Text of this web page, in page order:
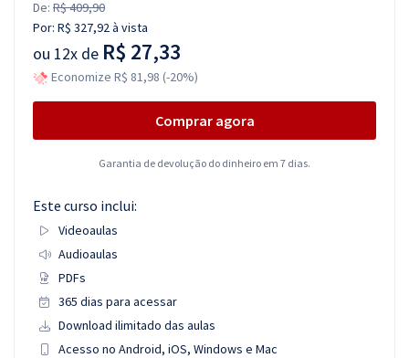
De: R$ 409,90
Por: R$ 327,92à vista
ou 12x de R$ 27,33
Economize R$ 81,98 (-20%)
Comprar agora
Garantia de devolução do dinheiro em 7 dias.
Este curso inclui:
Videoaulas
Audioaulas
PDFs
365 dias para acessar
Download ilimitado das aulas
Acesso no Android, iOS, Windows e Mac